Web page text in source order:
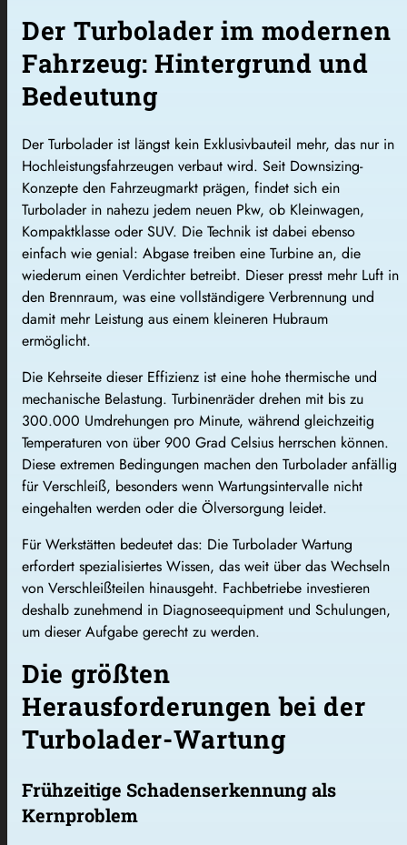
Der Turbolader im modernen
Fahrzeug: Hintergrund und
Bedeutung
Der Turbolader ist längst kein Exklusivbauteil mehr, das nur in
Hochleistungsfahrzeugen verbaut wird. Seit Downsizing-
Konzepte den Fahrzeugmarkt prägen, findet sich ein
Turbolader in nahezu jedem neuen Pkw, ob Kleinwagen,
Kompaktklasse oder SUV. Die Technik ist dabei ebenso
einfach wie genial: Abgase treiben eine Turbine an, die
wiederum einen Verdichter betreibt. Dieser presst mehr Luft in
den Brennraum, was eine vollständigere Verbrennung und
damit mehr Leistung aus einem kleineren Hubraum
ermöglicht.
Die Kehrseite dieser Effizienz ist eine hohe thermische und
mechanische Belastung. Turbinenräder drehen mit bis zu
300.000 Umdrehungen pro Minute, während gleichzeitig
Temperaturen von über 900 Grad Celsius herrschen können.
Diese extremen Bedingungen machen den Turbolader anfällig
für Verschleiß, besonders wenn Wartungsintervalle nicht
eingehalten werden oder die Ölversorgung leidet.
Für Werkstätten bedeutet das: Die Turbolader Wartung
erfordert spezialisiertes Wissen, das weit über das Wechseln
von Verschleißteilen hinausgeht. Fachbetriebe investieren
deshalb zunehmend in Diagnoseequipment und Schulungen,
um dieser Aufgabe gerecht zu werden.
Die größten
Herausforderungen bei der
Turbolader-Wartung
Frühzeitige Schadenserkennung als
Kernproblem